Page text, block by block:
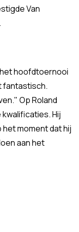
Van
hoofdtoernooi
fantastisch.
Op Roland
Hij
moment dat hij
aan het